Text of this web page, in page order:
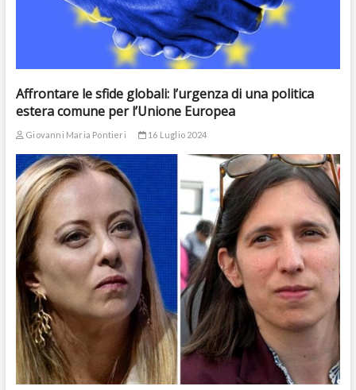
Affrontare le sfide globali: l’urgenza di una politica
estera comune per l’Unione Europea
Giovanni Maria Pontieri 16 Luglio 2024